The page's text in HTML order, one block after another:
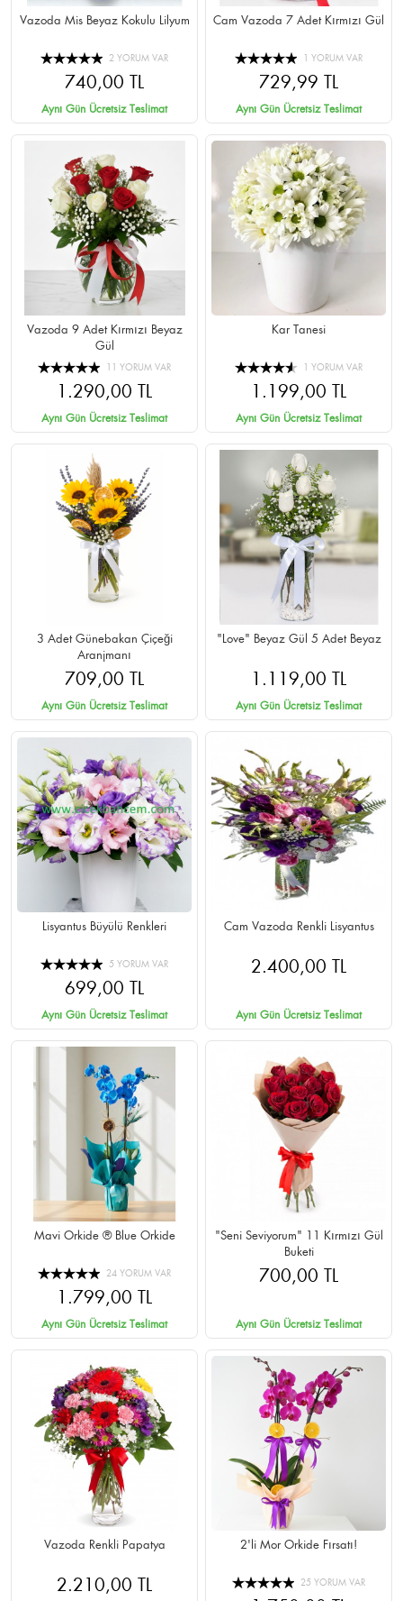
Vazoda Mis Beyaz Kokulu Lilyum
2 YORUM VAR
740,00 TL
Aynı Gün Ücretsiz Teslimat
Cam Vazoda 7 Adet Kırmızı Gül
1 YORUM VAR
729,99 TL
Aynı Gün Ücretsiz Teslimat
Vazoda 9 Adet Kırmızı Beyaz
Gül
11 YORUM VAR
1.290,00 TL
Aynı Gün Ücretsiz Teslimat
Kar Tanesi
1 YORUM VAR
1.199,00 TL
Aynı Gün Ücretsiz Teslimat
3 Adet Günebakan Çiçeği
Aranjmanı
709,00 TL
Aynı Gün Ücretsiz Teslimat
"Love" Beyaz Gül 5 Adet Beyaz
1.119,00 TL
Aynı Gün Ücretsiz Teslimat
Lisyantus Büyülü Renkleri
5 YORUM VAR
699,00 TL
Aynı Gün Ücretsiz Teslimat
Cam Vazoda Renkli Lisyantus
2.400,00 TL
Aynı Gün Ücretsiz Teslimat
Mavi Orkide ® Blue Orkide
24 YORUM VAR
1.799,00 TL
Aynı Gün Ücretsiz Teslimat
"Seni Seviyorum" 11 Kırmızı Gül
Buketi
700,00 TL
Aynı Gün Ücretsiz Teslimat
Vazoda Renkli Papatya
2.210,00 TL
2'li Mor Orkide Fırsatı!
25 YORUM VAR